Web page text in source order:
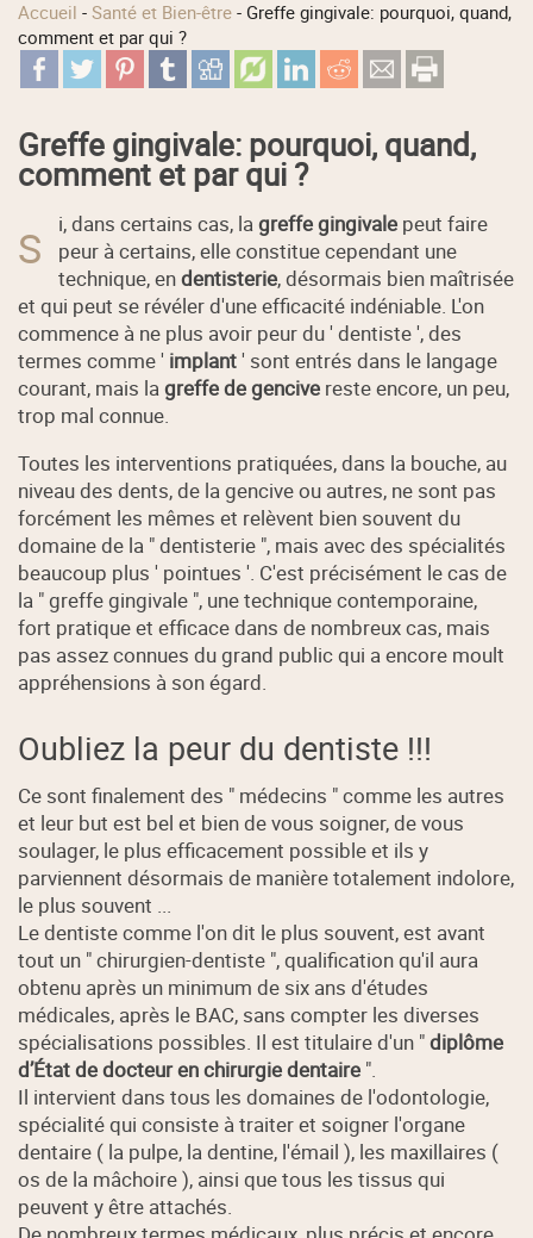
Accueil -Santé et Bien-être - Greffe gingivale: pourquoi, quand,
comment et par qui ?
Greffe gingivale: pourquoi, quand,
comment et par qui ?
S i, dans certains cas, lagreffe gingivale peut faire
peur à certains, elle constitue cependant une
technique, endentisterie, désormais bien maîtrisée
et qui peut se révéler d'une efficacité indéniable. L'on
commence à ne plus avoir peur du ' dentiste ', des
termes comme ' implant' sont entrés dans le langage
courant, mais lagreffe de gencive reste encore, un peu,
trop mal connue.
Toutes les interventions pratiquées, dans la bouche, au
niveau des dents, de la gencive ou autres, ne sont pas
forcément les mêmes et relèvent bien souvent du
domaine de la " dentisterie ", mais avec des spécialités
beaucoup plus ' pointues '. C'est précisément le cas de
la " greffe gingivale ", une technique contemporaine,
fort pratique et efficace dans de nombreux cas, mais
pas assez connues du grand public qui a encore moult
appréhensions à son égard.
Oubliez la peur du dentiste !!!
Ce sont finalement des " médecins " comme les autres
et leur but est bel et bien de vous soigner, de vous
soulager, le plus efficacement possible et ils y
parviennent désormais de manière totalement indolore,
le plus souvent ...
Le dentiste comme l'on dit le plus souvent, est avant
tout un " chirurgien-dentiste ", qualification qu'il aura
obtenu après un minimum de six ans d'études
médicales, après le BAC, sans compter les diverses
spécialisations possibles. Il est titulaire d'un "diplôme
d’État de docteur en chirurgie dentaire ".
Il intervient dans tous les domaines de l'odontologie,
spécialité qui consiste à traiter et soigner l'organe
dentaire ( la pulpe, la dentine, l'émail ), les maxillaires (
os de la mâchoire ), ainsi que tous les tissus qui
peuvent y être attachés.